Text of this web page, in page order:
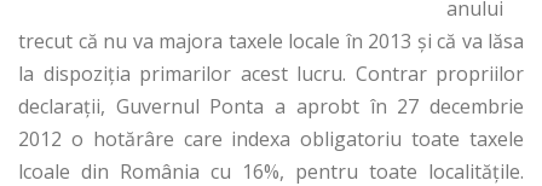
anului
trecut că nu va majora taxele locale în 2013 și că va lăsa
la dispoziția primarilor acest lucru. Contrar propriilor
declarații, Guvernul Ponta a aprobt în 27 decembrie
2012 o hotărâre care indexa obligatoriu toate taxele
lcoale din România cu 16%, pentru toate localitățile.